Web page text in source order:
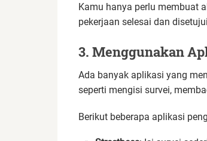
Kamu hanya perlu membuat
pekerjaan selesai dan
3. Menggunakan
Ada banyak aplikasi yang
seperti mengisi survei,
Berikut beberapa aplikasi